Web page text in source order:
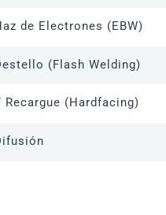
de Electrones (EBW)
(Flash Welding)
(Hardfacing)